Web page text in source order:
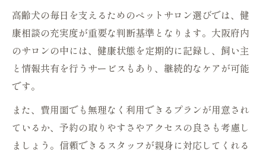
高齢犬の毎日を支えるためのペットサロン選びでは、健
康相談の充実度が重要な判断基準となります。大阪府内
のサロンの中には、健康状態を定期的に記録し、飼い主
と情報共有を行うサービスもあり、継続的なケアが可能
です。
また、費用面でも無理なく利用できるプランが用意され
ているか、予約の取りやすさやアクセスの良さも考慮し
ましょう。信頼できるスタッフが親身に対応してくれる